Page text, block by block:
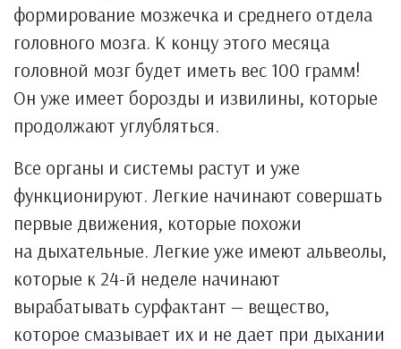
формирование мозжечка и среднего отдела
головного мозга. К концу этого месяца
головной мозг будет иметь вес 100 грамм!
Он уже имеет борозды и извилины, которые
продолжают углубляться.
Все органы и системы растут и уже
функционируют. Легкие начинают совершать
первые движения, которые похожи
на дыхательные. Легкие уже имеют альвеолы,
которые к 24-й неделе начинают
вырабатывать сурфактант — вещество,
которое смазывает их и не дает при дыхании